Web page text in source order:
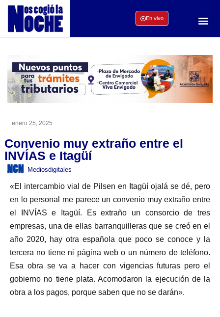
En vivo
enero 25, 2025
Convenio muy extraño entre el
INVÍAS e Itagüí
Mediosdigitales
«El intercambio vial de Pilsen en Itagüí ojalá se dé, pero
en lo personal me parece un convenio muy extraño entre
el INVÍAS e Itagüí. Es extraño un consorcio de tres
empresas, una de ellas barranquilleras que se creó en el
año 2020, hay otra española que poco se conoce y la
tercera no tiene ni página web o un número de teléfono.
Esa obra se va a hacer con vigencias futuras pero el
gobierno no tiene plata. Acomodaron la ejecución de la
obra a los pagos, porque saben que no se darán».